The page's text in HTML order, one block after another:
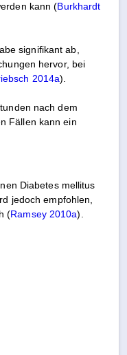
kann (Burkhardt
signifikant ab,
hervor, bei
2014a).
nach dem
Fällen kann ein
Diabetes mellitus
jedoch empfohlen,
(Ramsey 2010a).